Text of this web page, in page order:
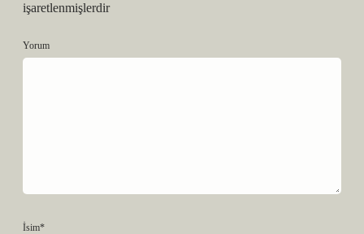
işaretlenmişlerdir
Yorum
İsim*